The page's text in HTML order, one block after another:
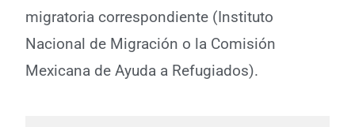
migratoria correspondiente (Instituto
Nacional de Migración o la Comisión
Mexicana de Ayuda a Refugiados).